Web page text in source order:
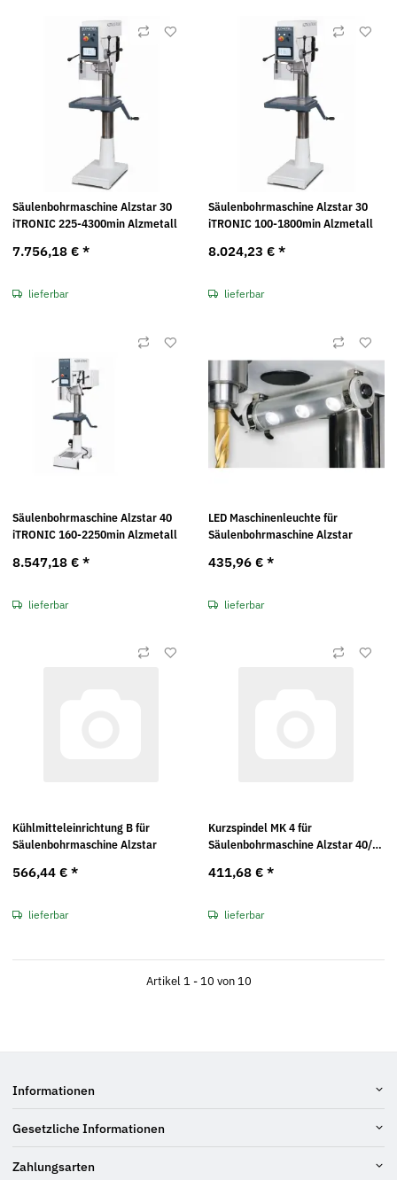
Säulenbohrmaschine Alzstar 30
iTRONIC 225-4300min Alzmetall
7.756,18 € *
lieferbar
Säulenbohrmaschine Alzstar 30
iTRONIC 100-1800min Alzmetall
8.024,23 € *
lieferbar
Säulenbohrmaschine Alzstar 40
iTRONIC 160-2250min Alzmetall
8.547,18 € *
lieferbar
LED Maschinenleuchte für
Säulenbohrmaschine Alzstar
435,96 € *
lieferbar
Kühlmitteleinrichtung B für
Säulenbohrmaschine Alzstar
566,44 € *
lieferbar
Kurzspindel MK 4 für
Säulenbohrmaschine Alzstar 40/S
411,68 € *
lieferbar
Artikel 1 - 10 von 10
Informationen
Gesetzliche Informationen
Zahlungsarten